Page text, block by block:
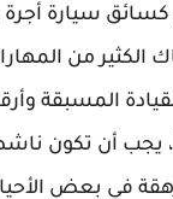
سيارة
الكثير من
المسبقة
يجب أن تكون
في بعض